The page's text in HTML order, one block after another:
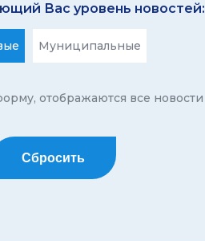
Вас уровень новостей:
Муниципальные
отображаются все новости
Сбросить